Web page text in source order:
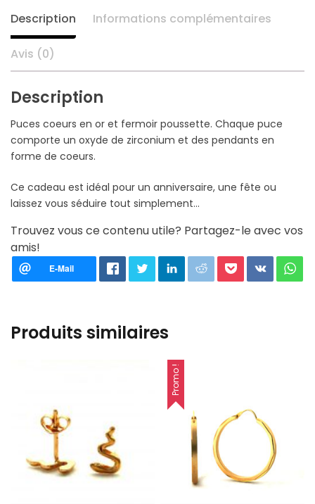
d'oreilles
Description Informations complémentaires
Avis (0)
Description
Puces coeurs en or et fermoir poussette. Chaque puce
comporte un oxyde de zirconium et des pendants en
forme de coeurs.
Ce cadeau est idéal pour un anniversaire, une fête ou
laissez vous séduire tout simplement…
Trouvez vous ce contenu utile? Partagez-le avec vos
amis!
Produits similaires
Promo !